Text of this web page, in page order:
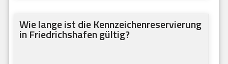
Wie lange ist die Kennzeichenreservierung
in Friedrichshafen gültig?